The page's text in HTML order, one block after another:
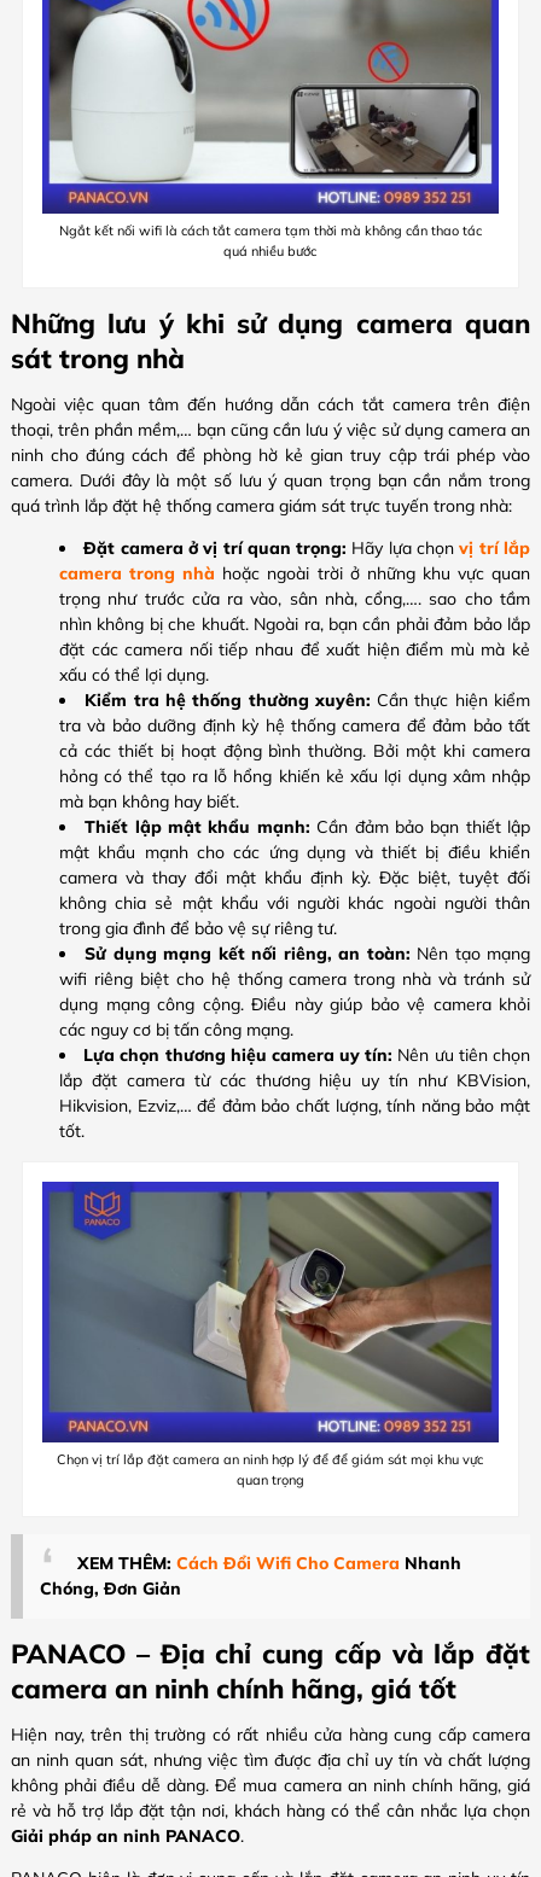
Ngắt kết nối wifi là cách tắt camera tạm thời mà không cần thao tác
quá nhiều bước
Những lưu ý khi sử dụng camera quan
sát trong nhà
Ngoài việc quan tâm đến hướng dẫn cách tắt camera trên điện
thoại​, trên phần mềm,… bạn cũng cần lưu ý việc sử dụng camera an
ninh cho đúng cách để phòng hờ kẻ gian truy cập trái phép vào
camera. Dưới đây là một số lưu ý quan trọng bạn cần nắm trong
quá trình lắp đặt hệ thống camera giám sát trực tuyến trong nhà:
Đặt camera ở vị trí quan trọng: Hãy lựa chọnvị trí lắp
camera trong nhà hoặc ngoài trời ở những khu vực quan
trọng như trước cửa ra vào, sân nhà, cổng,…. sao cho tầm
nhìn không bị che khuất. Ngoài ra, bạn cần phải đảm bảo lắp
đặt các camera nối tiếp nhau để xuất hiện điểm mù mà kẻ
xấu có thể lợi dụng.
Kiểm tra hệ thống thường xuyên: Cần thực hiện kiểm
tra và bảo dưỡng định kỳ hệ thống camera để đảm bảo tất
cả các thiết bị hoạt động bình thường. Bởi một khi camera
hỏng có thể tạo ra lỗ hổng khiến kẻ xấu lợi dụng xâm nhập
mà bạn không hay biết.
Thiết lập mật khẩu mạnh: Cần đảm bảo bạn thiết lập
mật khẩu mạnh cho các ứng dụng và thiết bị điều khiển
camera và thay đổi mật khẩu định kỳ. Đặc biệt, tuyệt đối
không chia sẻ mật khẩu với người khác ngoài người thân
trong gia đình để bảo vệ sự riêng tư.
Sử dụng mạng kết nối riêng, an toàn: Nên tạo mạng
wifi riêng biệt cho hệ thống camera trong nhà và tránh sử
dụng mạng công cộng. Điều này giúp bảo vệ camera khỏi
các nguy cơ bị tấn công mạng.
Lựa chọn thương hiệu camera uy tín: Nên ưu tiên chọn
lắp đặt camera từ các thương hiệu uy tín như KBVision,
Hikvision, Ezviz,… để đảm bảo chất lượng, tính năng bảo mật
tốt.
Chọn vị trí lắp đặt camera an ninh hợp lý để để giám sát mọi khu vực
quan trọng
XEM THÊM: Cách Đổi Wifi Cho Camera Nhanh
Chóng, Đơn Giản
PANACO – Địa chỉ cung cấp và lắp đặt
camera an ninh chính hãng, giá tốt
Hiện nay, trên thị trường có rất nhiều cửa hàng cung cấp camera
an ninh quan sát, nhưng việc tìm được địa chỉ uy tín và chất lượng
không phải điều dễ dàng. Để mua camera an ninh chính hãng, giá
rẻ và hỗ trợ lắp đặt tận nơi, khách hàng có thể cân nhắc lựa chọn
Giải pháp an ninh PANACO.